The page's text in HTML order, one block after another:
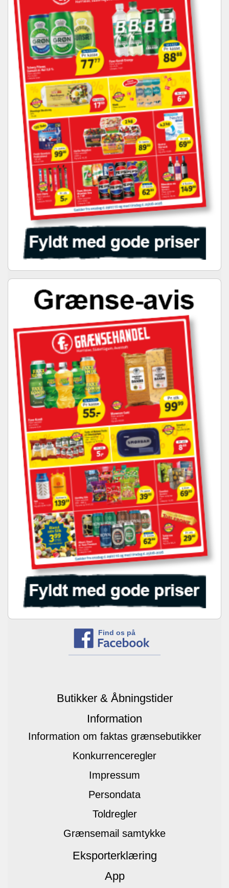
Find os på
Butikker & Åbningstider
Information
Information om faktas grænsebutikker
Konkurrenceregler
Impressum
Persondata
Toldregler
Grænsemail samtykke
Eksporterklæring
App